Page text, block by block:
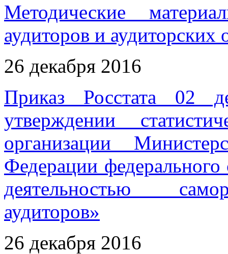
Методические
аудиторов и аудиторских
26 декабря 2016
Приказ Росстата
утверждении
организации
Федерации федерального
деятельностью
аудиторов»
26 декабря 2016